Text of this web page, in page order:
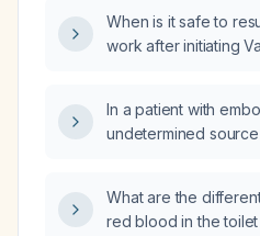
When is it safe to
work after initiating
In a patient with
undetermined
What are the
red blood in the